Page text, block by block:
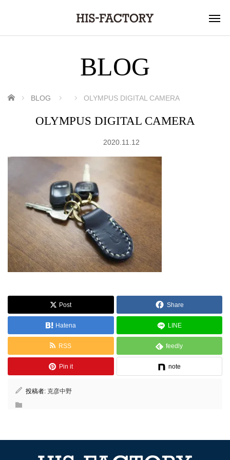
BLOG
ホーム BLOG OLYMPUS DIGITAL CAMERA
OLYMPUS DIGITAL CAMERA
2020.11.12
Post Share
Hatena LINE
RSS feedly
Pin it note
投稿者: 克彦中野